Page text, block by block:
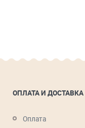
ОПЛАТА И ДОСТАВКА
Оплата